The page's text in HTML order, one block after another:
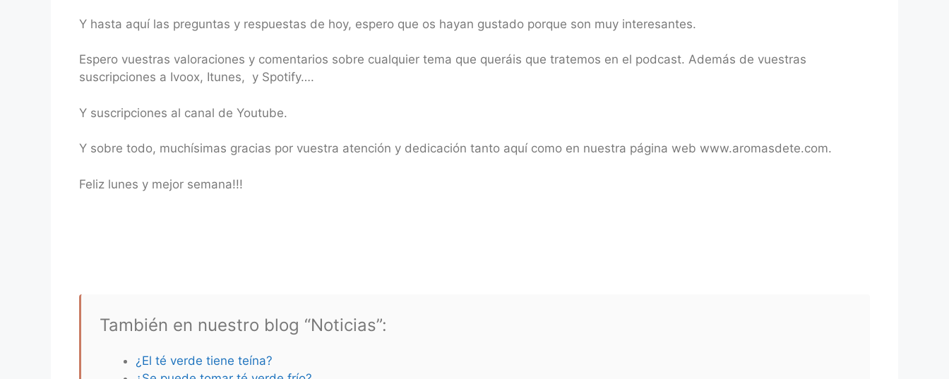
Y hasta aquí las preguntas y respuestas de hoy, espero que os hayan gustado porque son muy interesantes.
Espero vuestras valoraciones y comentarios sobre cualquier tema que queráis que tratemos en el podcast. Además de vuestras
suscripciones a Ivoox, Itunes, y Spotify….
Y suscripciones al canal de Youtube.
Y sobre todo, muchísimas gracias por vuestra atención y dedicación tanto aquí como en nuestra página web www.aromasdete.com.
Feliz lunes y mejor semana!!!
También en nuestro blog “Noticias”:
¿El té verde tiene teína?